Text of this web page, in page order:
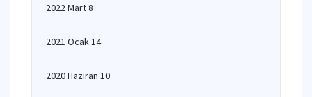
2022 Mart 8
2021 Ocak 14
2020 Haziran 10